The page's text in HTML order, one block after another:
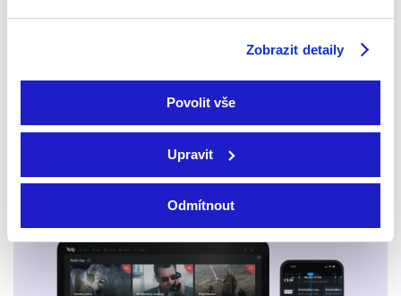
Zobrazit detaily
Povolit vše
Upravit
Odmítnout
Smart TV - Android, Google, Samsung, LG, VIDAA